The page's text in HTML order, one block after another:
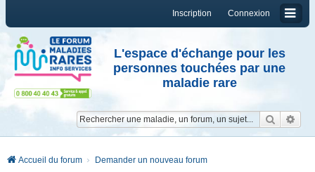
Connexion
Inscription
L'espace d'échange pour les
personnes touchées par une
maladie rare
Accueil du forum Demander un nouveau forum